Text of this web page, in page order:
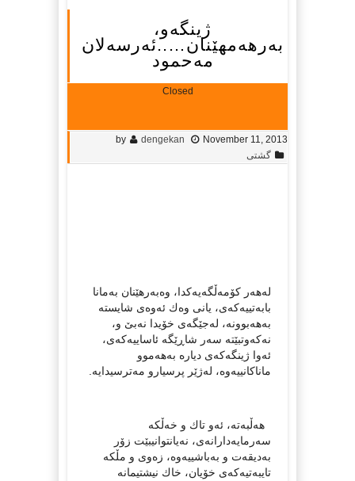
ژینگەو،
بەرهەمهێنان…..ئەرسەلان
مەحمود
Closed
by dengekan
November 11, 2013
گشتی
لەهەر كۆمەڵگەیەكدا، وەبەرهێنان بەمانا
بابەتییەكەی، یانی وەك ئەوەی شایستە
بەهەبوونە، لەجێگەی خۆیدا نەبێ‌ و،
نەكەوتبێتە سەر شاڕێگە ئاساییەكەی،
ئەوا ژینگەكەی دیارە بەهەموو
ماناكانییەوە، لەژێر پرسیارو مەترسیدایە.
هەڵبەتە، ئەو تاك و خەڵكە
سەرمایەدارانەی، نەیانتوانیبێت زۆر
بەدیقەت و بەباشییەوە، زەوی و مڵكە
تایبەتیەكەی خۆیان، خاك نیشتیمانە